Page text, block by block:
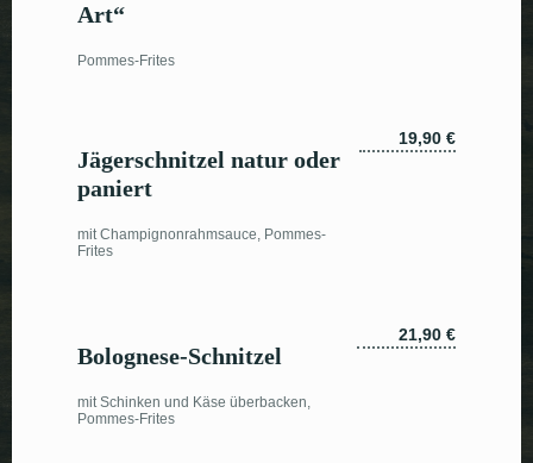
Art“
Pommes-Frites
Jägerschnitzel natur oder
paniert
mit Champignonrahmsauce, Pommes-
Frites
19,90 €
Bolognese-Schnitzel
mit Schinken und Käse überbacken,
Pommes-Frites
21,90 €